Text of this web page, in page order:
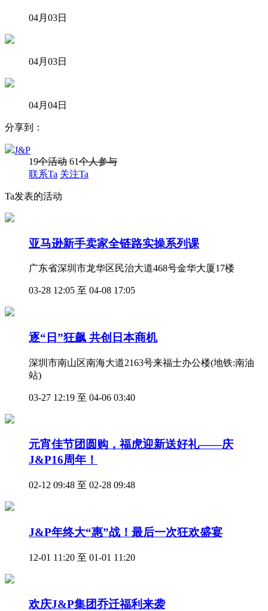
04月03日
04月03日
04月04日
分享到：
J&P
19个活动 61个人参与
联系Ta 关注Ta
Ta发表的活动
亚马逊新手卖家全链路实操系列课
广东省深圳市龙华区民治大道468号金华大厦17楼
03-28 12:05 至 04-08 17:05
逐“日”狂飙 共创日本商机
深圳市南山区南海大道2163号来福士办公楼(地铁:南油
站)
03-27 12:19 至 04-06 03:40
元宵佳节团圆购，福虎迎新送好礼——庆
J&P16周年！
02-12 09:48 至 02-28 09:48
J&P年终大“惠”战！最后一次狂欢盛宴
12-01 11:20 至 01-01 11:20
欢庆J&P集团乔迁福利来袭